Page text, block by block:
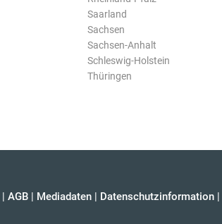
Saarland
Sachsen
Sachsen-Anhalt
Schleswig-Holstein
Thüringen
| AGB | Mediadaten | Datenschutzinformation |